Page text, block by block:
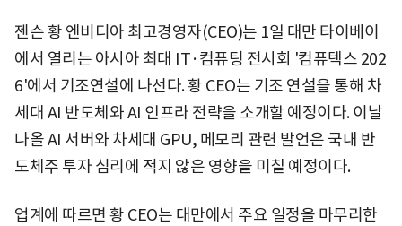
젠슨 황 엔비디아 최고경영자(CEO)는 1일 대만 타이베이
에서 열리는 아시아 최대 IT·컴퓨팅 전시회 '컴퓨텍스 202
6'에서 기조연설에 나선다. 황 CEO는 기조 연설을 통해 차
세대 AI 반도체와 AI 인프라 전략을 소개할 예정이다. 이날
나올 AI 서버와 차세대 GPU, 메모리 관련 발언은 국내 반
도체주 투자 심리에 적지 않은 영향을 미칠 예정이다.
업계에 따르면 황 CEO는 대만에서 주요 일정을 마무리한